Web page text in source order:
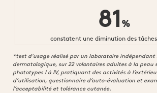
81 %
constatent une diminution des
*test d’usage réalisé par un laboratoire indépendant
dermatologique, sur 22 volontaires adultes à la peau
phototypes I à IV, pratiquant des activités à
d’utilisation, questionnaire d’auto-évaluation et
l’acceptabilité et tolérance cutanée.